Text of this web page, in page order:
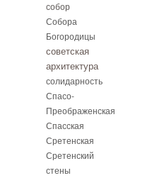
собор
Собора
Богородицы
советская
архитектура
солидарность
Спасо-
Преображенская
Спасская
Сретенская
Сретенский
стены